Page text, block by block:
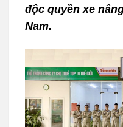
độc quyền xe
Nam.